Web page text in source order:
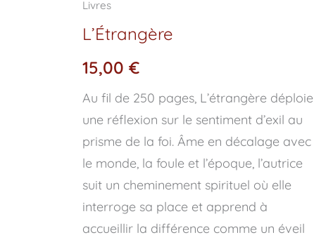
Livres
L’Étrangère
15,00 €
Au fil de 250 pages, L’étrangère déploie
une réflexion sur le sentiment d’exil au
prisme de la foi. Âme en décalage avec
le monde, la foule et l’époque, l’autrice
suit un cheminement spirituel où elle
interroge sa place et apprend à
accueillir la différence comme un éveil